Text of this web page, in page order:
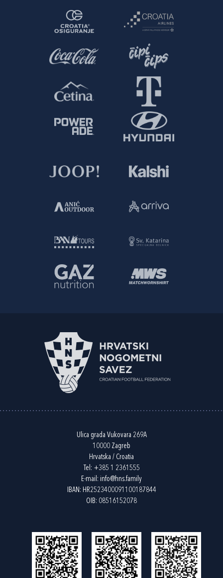
Ulica grada Vukovara 269A
10000 Zagreb
Hrvatska / Croatia
Tel: +385 1 2361555
E-mail: info@hns.family
IBAN: HR2523400091100187844
OIB: 08516152078